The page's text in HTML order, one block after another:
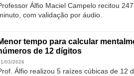
Álfio Maciel Campelo recitou
com validação por áudio.
tempo para calcular
de 12 dígitos
03/2026
Álfio realizou 5 raízes cúbicas de 12